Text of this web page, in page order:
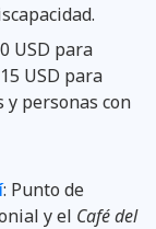
USD para
USD para
y personas con
: Punto de
y el Café del